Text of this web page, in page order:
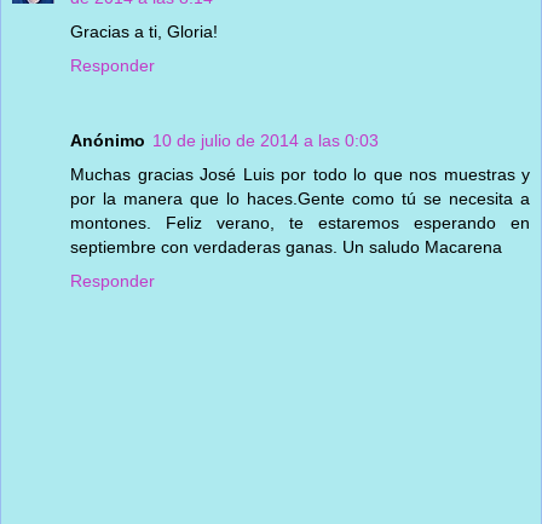
Gracias a ti, Gloria!
Responder
Anónimo 10 de julio de 2014 a las 0:03
Muchas gracias José Luis por todo lo que nos muestras y
por la manera que lo haces.Gente como tú se necesita a
montones. Feliz verano, te estaremos esperando en
septiembre con verdaderas ganas. Un saludo Macarena
Responder